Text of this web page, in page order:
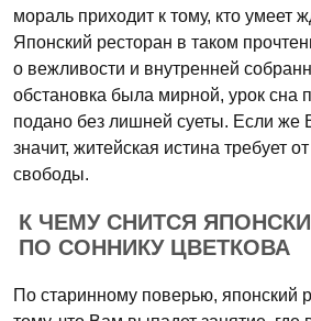
мораль приходит к тому, кто умеет
Японский ресторан в таком
о вежливости и внутренней
обстановка была мирной, урок сна
подано без лишней суеты. Если же
значит, житейская истина требует
свободы.
К ЧЕМУ СНИТСЯ
ПО СОННИКУ ЦВЕТКОВА
По старинному поверью, японский